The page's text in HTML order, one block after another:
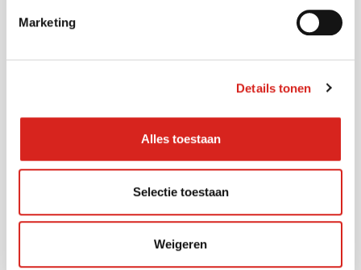
Marketing
Details tonen
Alles toestaan
Selectie toestaan
Weigeren
Vervoersbedrijven
Industrie
Zorg
Bedrijventerreinen